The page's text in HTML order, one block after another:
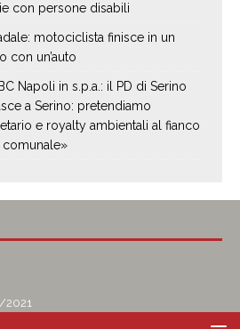
con persone disabili
motociclista finisce in un
con un’auto
Napoli in s.p.a.: il PD di Serino
a Serino: pretendiamo
e royalty ambientali al fianco
comunale»
2021